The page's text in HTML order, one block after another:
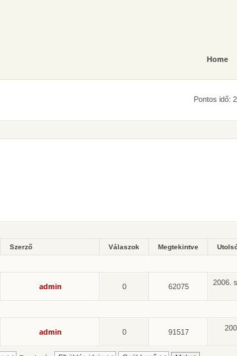
Home
Pontos idő:
Szerző Válaszok Megtekintve
admin 0 62075
2006.
admin 0 91517